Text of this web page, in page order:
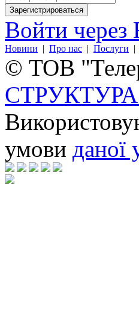
Войти через
Новини | Про нас | Послуги |
© ТОВ
умови даної